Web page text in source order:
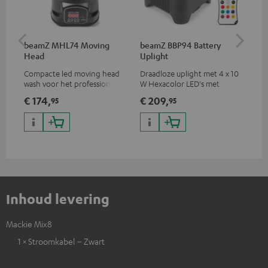
beamZ MHL74 Moving
Head
Compacte led moving head
wash voor het professionele
€ 174,95
beamZ BBP94 Battery
Uplight
Draadloze uplight met 4 x 10
W Hexacolor LED's met
kleurvariaties & blacklight
€ 209,95
Inhoud levering
Mackie Mix8
1 × Stroomkabel – Zwart